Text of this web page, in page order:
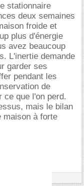
stationnaire
deux semaines
froide et
plus d'énergie
avez beaucoup
L'inertie demande
garder ses
pendant les
de
ce que l'on perd.
mais le bilan
maison à forte